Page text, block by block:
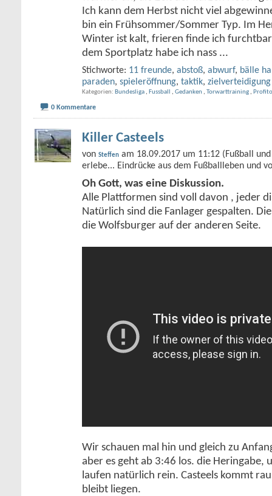
Ich kann dem Herbst nicht viel
bin ein Frühsommer/Sommer Typ. Im
Winter ist kalt, frieren finde ich
dem Sportplatz habe ich nass ...
Stichworte: 11 freunde, abstoß, abwurf, bälle
paraden, spieleröffnung, taktik, zielverteidigung
Kategorien Bundesliga , Fussball , Gedanken , Torwarttraining ,
0 Kommentare
Killer Casteels
von Steffen am 18.09.2017 um 11:12 (Fußball
erlebe... Eindrücke aus dem Fußballleben und
Oh Gott, was eine Diskussion.
Alle Plattformen sind voll davon , jeder
Natürlich sind die Fanlager gespalten.
die Wolfsburger auf der anderen Seite.
Wir schauen mal hin und gleich zu
aber es geht ab 3:46 los. die Heringabe,
laufen natürlich rein. Casteels kommt
bleibt liegen.